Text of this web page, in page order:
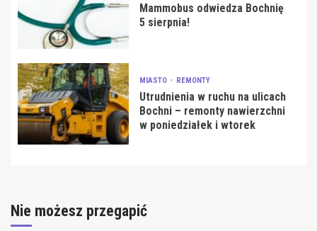
Mammobus odwiedza Bochnię
5 sierpnia!
MIASTO REMONTY
Utrudnienia w ruchu na ulicach
Bochni – remonty nawierzchni
w poniedziałek i wtorek
Nie możesz przegapić